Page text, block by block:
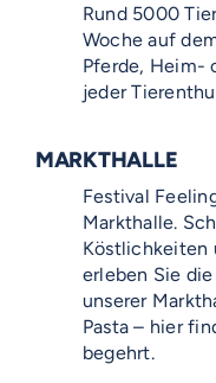
Rund 5000
Woche auf
Pferde, Heim-
jeder
MARKTHALLE
Festival
Markthalle.
Köstlichkeiten
erleben Sie
unserer
Pasta – hier
begehrt.